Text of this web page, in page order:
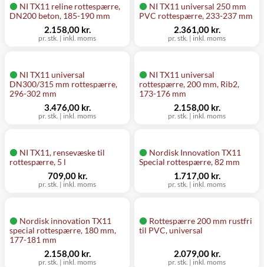
NI TX11 reline rottespærre,
DN200 beton, 185-190 mm
pr. stk. | inkl. moms
2.158,00 kr.
NI TX11 universal 250 mm
PVC rottespærre, 233-237 mm
pr. stk. | inkl. moms
2.361,00 kr.
NI TX11 universal
DN300/315 mm rottespærre,
296-302 mm
pr. stk. | inkl. moms
3.476,00 kr.
NI TX11 universal
rottespærre, 200 mm, Rib2,
173-176 mm
pr. stk. | inkl. moms
2.158,00 kr.
NI TX11, rensevæske til
rottespærre, 5 l
pr. stk. | inkl. moms
709,00 kr.
Nordisk Innovation TX11
Special rottespærre, 82 mm
pr. stk. | inkl. moms
1.717,00 kr.
Nordisk innovation TX11
special rottespærre, 180 mm,
177-181 mm
pr. stk. | inkl. moms
2.158,00 kr.
Rottespærre 200 mm rustfri
til PVC, universal
pr. stk. | inkl. moms
2.079,00 kr.